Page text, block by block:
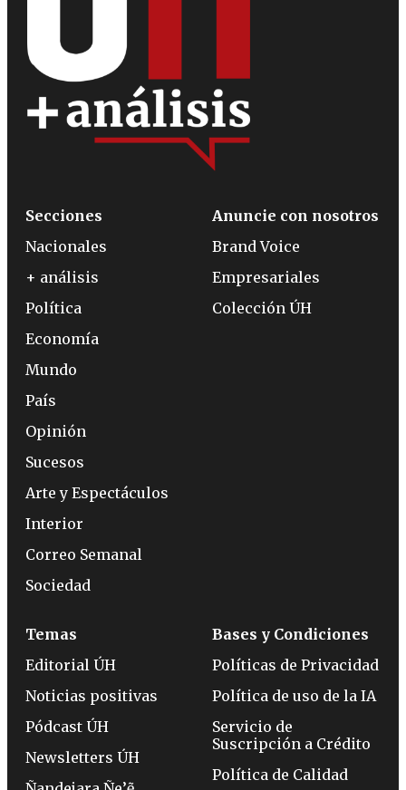
Secciones
Nacionales
+ análisis
Política
Economía
Mundo
País
Opinión
Sucesos
Arte y Espectáculos
Interior
Correo Semanal
Sociedad
Anuncie con nosotros
Brand Voice
Empresariales
Colección ÚH
Temas
Editorial ÚH
Noticias positivas
Pódcast ÚH
Newsletters ÚH
Bases y Condiciones
Políticas de Privacidad
Política de uso de la IA
Servicio de
Suscripción a Crédito
Política de Calidad